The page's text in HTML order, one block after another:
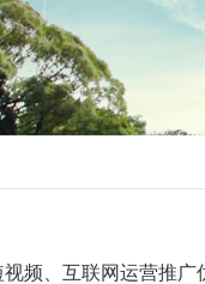
频、互联网运营推